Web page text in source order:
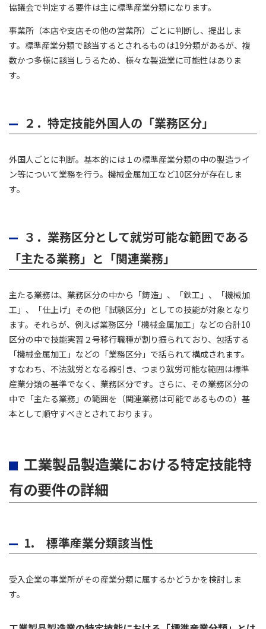
協議会で判定する要件は主に標準産業分類になります。
事業所（本店や支店その他の営業所）ごとに判断し、提出しま
す。標準産業分類で該当するとされるものは19分類があるが、複
数かつ多様に該当しうるため、様々な製造業に可能性はありま
す。
２．特定技能外国人の「業務区分」
外国人ごとに判断。基本的には１の標準産業分類の中の製造ライ
ン等について業務を行う。機械金属加工など10区分が存在しま
す。
３．業務区分として就労可能な範囲である
「主たる業務」と「関連業務」
主たる業務は、業務区分の中から「鋳造」、「鉄工」、「機械加
工」、「仕上げ」その他「試験区分」としての技能が対象となり
ます。それらが、例えば業務区分「機械金属加工」などの合計10
区分の中で技能実習２号移行職種が割り振られており、包括する
「機械金属加工」などの「業務区分」で括られて構成されます。
すなわち、不法就労となる線引き、つまり就労可能な範囲は標準
産業分類の基準でなく、業務区分です。さらに、その業務区分の
中で「主たる業務」の範囲を（関連業務は可能であるものの）基
本として順守すべきとされております。
工業製品製造業における特定技能特
有の要件の詳細
1. 標準産業分類該当性
受入企業の事業所がその産業分類に属するかどうかを検討しま
す。